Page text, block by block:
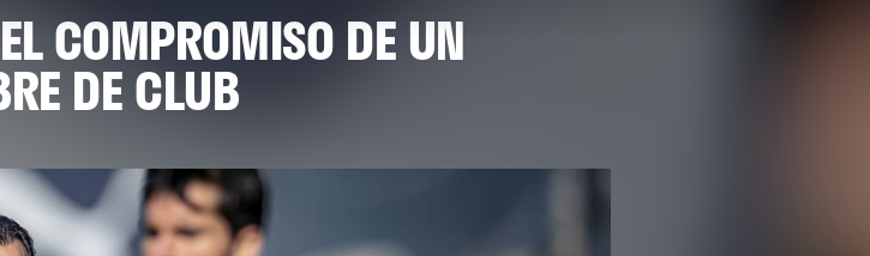
COMPROMISO DE UN
DE CLUB